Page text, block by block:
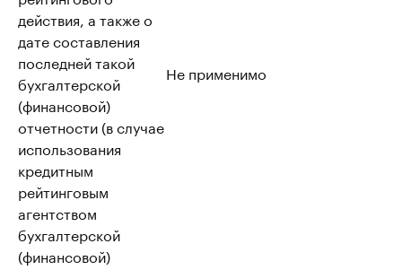
действия, а также о
дате составления
последней такой
бухгалтерской
(финансовой)
отчетности (в случае
использования
кредитным
рейтинговым
агентством
бухгалтерской
(финансовой)
Не применимо